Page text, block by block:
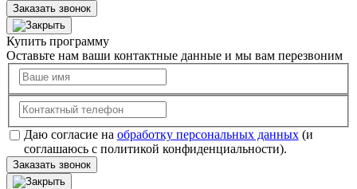
Заказать звонок
Купить программу
Оставьте нам ваши контактные данные и мы вам перезвоним
Даю согласие на обработку персональных данных(и
соглашаюсь с политикой конфиденциальности).
Заказать звонок